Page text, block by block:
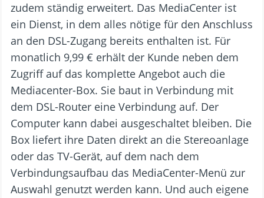
zudem ständig erweitert. Das MediaCenter ist
ein Dienst, in dem alles nötige für den Anschluss
an den DSL-Zugang bereits enthalten ist. Für
monatlich 9,99 € erhält der Kunde neben dem
Zugriff auf das komplette Angebot auch die
Mediacenter-Box. Sie baut in Verbindung mit
dem DSL-Router eine Verbindung auf. Der
Computer kann dabei ausgeschaltet bleiben. Die
Box liefert ihre Daten direkt an die Stereoanlage
oder das TV-Gerät, auf dem nach dem
Verbindungsaufbau das MediaCenter-Menü zur
Auswahl genutzt werden kann. Und auch eigene